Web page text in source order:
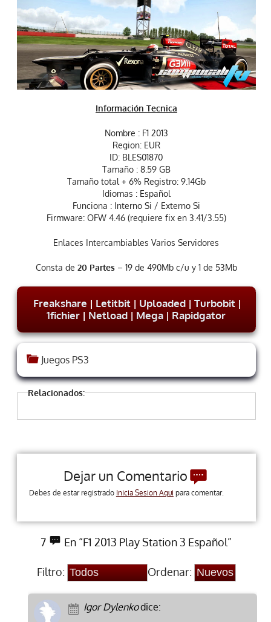
Información Tecnica
Nombre : F1 2013
Region: EUR
ID: BLES01870
Tamaño : 8.59 GB
Tamaño total + 6% Registro: 9.14Gb
Idiomas : Español
Funciona : Interno Si / Externo Si
Firmware: OFW 4.46 (requiere fix en 3.41/3.55)
Enlaces Intercambiables Varios Servidores
Consta de 20 Partes– 19 de 490Mb c/u y 1 de 53Mb
Freakshare | Letitbit | Uploaded |Turbobit |
1fichier | Netload | Mega | Rapidgator
Juegos PS3
Relacionados:
Dejar un Comentario
Debes de estar registrado Inicia Sesion Aqui para comentar.
7 En “F1 2013 Play Station 3 Español”
Filtro: Ordenar:
Igor Dylenkodice: